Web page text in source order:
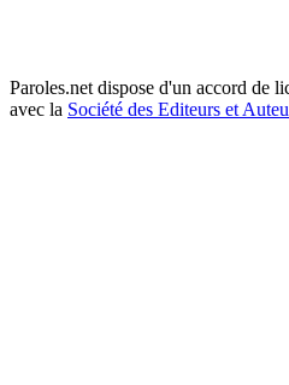
Paroles.net dispose d'un accord de
avec la Société des Editeurs et